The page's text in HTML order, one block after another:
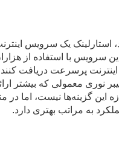
استارلینک یک سرویس
سرویس با استفاده از
پرسرعت دریافت
نوری معمولی که بیشتر
این گزینه‌ها نیست، اما در
به مراتب بهتری دارد.